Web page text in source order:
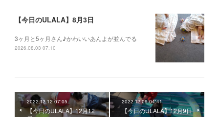
【今日のULALA】8月3日
3ヶ月と5ヶ月さん♪かわいいあんよが並んでる
2026.08.03 07:10
2022.12.12 07:05
【今日のULALA】12月12
2022.12.09 04:41
【今日のULALA】12月9日